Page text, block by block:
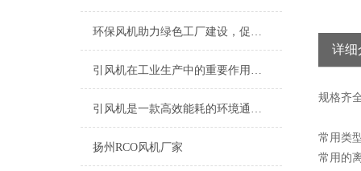
环保风机助力绿色工厂建设，促进节能减排
引风机在工业生产中的重要作用及发展趋势
引风机是一款高效能耗的环境通风设备
扬州RCO风机厂家
详细
规格齐
常用类
常用的